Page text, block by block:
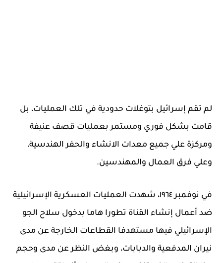
لم تقم إسرائيل بتوغلات حدودية في تلك العمليات، بل
قامت بشكل فوري ومستمر بعمليات قصف عنيفة
ومركزة علي جميع معدات الانشاء والحفر الهندسية،
وعلي فرق العمال والمهندسين.
في نوفمبر ١٩٦٤، شهدت العمليات العسكرية الإسرائيلية
ضد أعمال إنشاء القناة تطورا هاما بدخول سلاح الجو
الإسرائيلي فيها مستهدفا القطاعات الخارجة عن مدى
نيران المدفعية والدبابات، وبغض النظر عن مدى وحجم